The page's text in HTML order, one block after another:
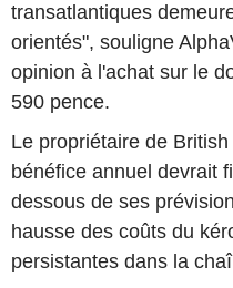
transatlantiques
orientés", souligne
opinion à l'achat sur le
590 pence.
Le propriétaire de
bénéfice annuel devrait
dessous de ses
hausse des coûts du
persistantes dans la